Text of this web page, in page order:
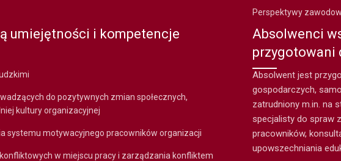
umiejętności i kompetencje
do pozytywnych zmian społecznych,
kultury organizacyjnej
systemu motywacyjnego pracowników organizacji
w miejscu pracy i zarządzania konfliktem
Perspektywy
Absolwenci
przygotowani
Absolwent jest
gospodarczych,
zatrudniony m.in. na
specjalisty do spraw
pracowników,
upowszechniania